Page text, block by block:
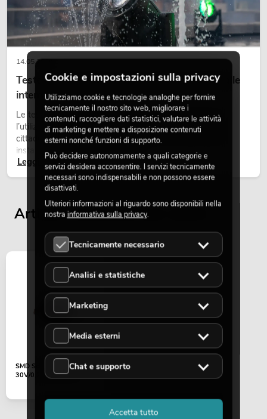
OMNITRONIC PAS MK3 Performer Set
No. 20000745 Articolo non disponibile
14.05.2026
Teste mobili outdoor: teste mobili resistenti alle
intemperie per eventi
Le teste mobili outdoor sono proiettori motorizzati per
l’utilizzo all’aperto. Vengono impiegate in festival, feste
cittadine, concerti open-air, allestimenti architetturali e
installazioni temporanee all’esterno.
Leggi ora
Articoli visualizzati per ultimi
SMD Schottky diode
30V/0,2A (SOD323)
Cookie e impostazioni sulla privacy
Utilizziamo cookie e tecnologie analoghe per fornire
tecnicamente il nostro sito web, migliorare i
contenuti, raccogliere dati statistici, valutare le attività
di marketing e mettere a disposizione contenuti
esterni nonché funzioni di supporto.
Può decidere autonomamente a quali categorie e
servizi desidera acconsentire. I servizi tecnicamente
necessari sono indispensabili e non possono essere
disattivati.
Ulteriori informazioni al riguardo sono disponibili nella
nostra informativa sulla privacy.
Tecnicamente necessario
Analisi e statistiche
Marketing
Media esterni
Chat e supporto
Accetta tutto